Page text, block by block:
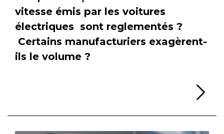
vitesse émis par les voitures
électriques sont reglementés ?
Certains manufacturiers exagèrent-
ils le volume ?